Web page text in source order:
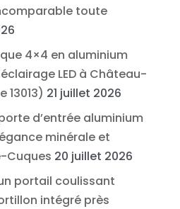
toute
4×4 en aluminium
éclairage LED à Château-
13013) 21 juillet 2026
d’entrée aluminium
minérale et
Cuques 20 juillet 2026
portail coulissant
intégré près